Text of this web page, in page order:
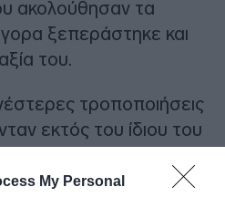
My Personal
ακολούθησαν τα
ξεπεράστηκε και
του.
τροποποιήσεις
εκτός του ίδιου του
και σύγχυση. Έτσι, η
κατέστη σταδιακά